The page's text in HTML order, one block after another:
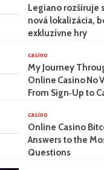
Legiano rozširuje
nová lokalizácia,
exkluzívne hry
casino
My Journey
Online Casino No
From Sign‑Up to
casino
Online Casino
Answers to the
Questions